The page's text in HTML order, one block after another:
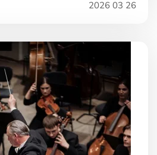
2026 03 26